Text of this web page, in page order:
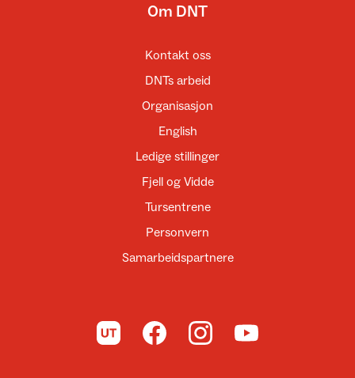
Om DNT
Kontakt oss
DNTs arbeid
Organisasjon
English
Ledige stillinger
Fjell og Vidde
Tursentrene
Personvern
Samarbeidspartnere
Til UT.no Til DNT på Facebook
Til DNT på Instagram
Til DNT på YouTube